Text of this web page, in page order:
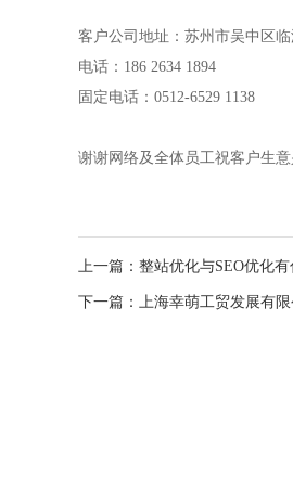
客户公司地址：苏州市吴中区
电话：186 2634 1894
固定电话：0512-6529 1138
谢谢网络及全体员工祝客户生意
上一篇：整站优化与SEO优化有
下一篇：上海幸萌工贸发展有